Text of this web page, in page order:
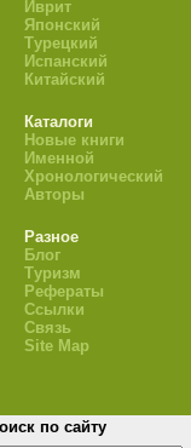
Иврит
Японский
Турецкий
Испанский
Китайский
Каталоги
Новые книги
Именной
Хронологический
Авторы
Разное
Блог
Туризм
Рефераты
Ссылки
Связь
Site Map
по сайту